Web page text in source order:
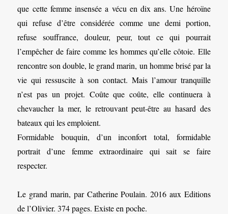
que cette femme insensée a vécu en dix ans. Une héroïne
qui refuse d’être considérée comme une demi portion,
refuse souffrance, douleur, peur, tout ce qui pourrait
l’empêcher de faire comme les hommes qu’elle côtoie. Elle
rencontre son double, le grand marin, un homme brisé par la
vie qui ressuscite à son contact. Mais l’amour tranquille
n’est pas un projet. Coûte que coûte, elle continuera à
chevaucher la mer, le retrouvant peut-être au hasard des
bateaux qui les emploient.
Formidable bouquin, d’un inconfort total, formidable
portrait d’une femme extraordinaire qui sait se faire
respecter.
Le grand marin, par Catherine Poulain. 2016 aux Editions
de l’Olivier. 374 pages. Existe en poche.